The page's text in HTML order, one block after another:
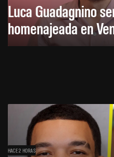
Luca Guadagnino
homenajeada en
HACE 2 HORAS